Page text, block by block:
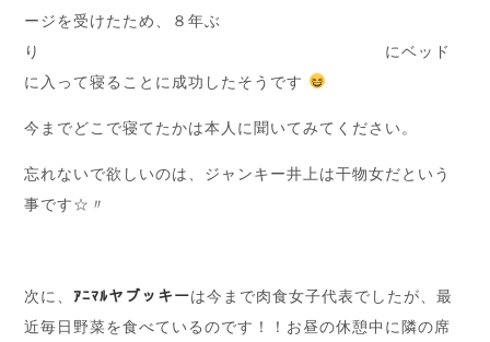
ージを受けたため、８年ぶ
り にベッド
に入って寝ることに成功したそうです
今までどこで寝てたかは本人に聞いてみてください。
忘れないで欲しいのは、ジャンキー井上は干物女だという
事です☆〃
次に、ｱﾆﾏﾙヤブッキーは今まで肉食女子代表でしたが、最
近毎日野菜を食べているのです！！お昼の休憩中に隣の席